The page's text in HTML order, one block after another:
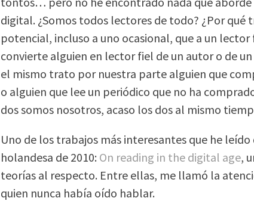
digital. ¿Somos todos lectores de todo? ¿Por qué
potencial, incluso a uno ocasional, que a un lector
convierte alguien en lector fiel de un autor o de
el mismo trato por nuestra parte alguien que
o alguien que lee un periódico que no ha
dos somos nosotros, acaso los dos al mismo
Uno de los trabajos más interesantes que he leído
holandesa de 2010: On reading in the digital age,
teorías al respecto. Entre ellas, me llamó la
quien nunca había oído hablar.